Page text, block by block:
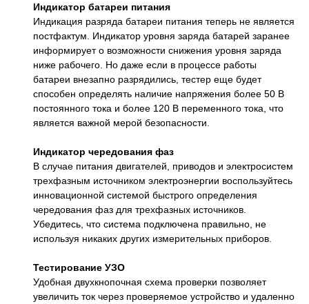
Индикатор батареи питания
Индикация разряда батареи питания теперь не является
постфактум. Индикатор уровня заряда батарей заранее
информирует о возможности снижения уровня заряда
ниже рабочего. Но даже если в процессе работы
батареи внезапно разрядились, тестер еще будет
способен определять наличие напряжения более 50 В
постоянного тока и более 120 В переменного тока, что
является важной мерой безопасности.
Индикатор чередования фаз
В случае питания двигателей, приводов и электросистем
трехфазным источником электроэнергии воспользуйтесь
инновационной системой быстрого определения
чередования фаз для трехфазных источников.
Убедитесь, что система подключена правильно, не
используя никаких других измерительных приборов.
Тестирование УЗО
Удобная двухкнопочная схема проверки позволяет
увеличить ток через проверяемое устройство и удаленно